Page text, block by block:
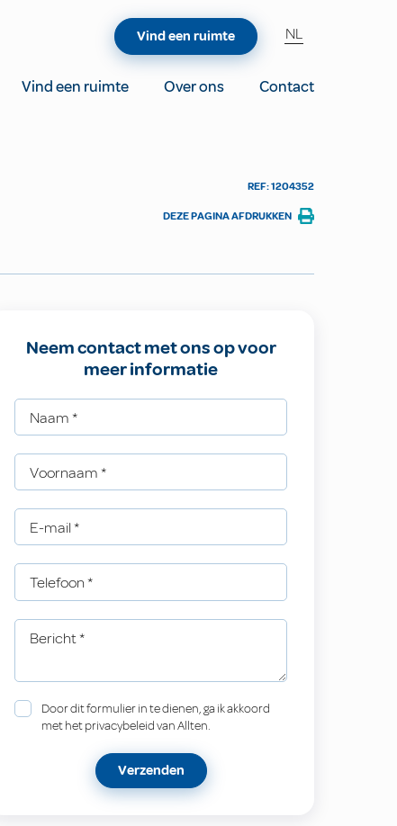
Vind een ruimte Over ons
Contact
Vind een ruimte NL
REF: 1204352
DEZE PAGINA AFDRUKKEN
Neem contact met ons op voor
meer informatie
Naam *
Voornaam *
E-mail *
Telefoon *
Bericht*
Door dit formulier in te dienen, ga ik akkoord
met het privacybeleid van Allten.
Verzenden